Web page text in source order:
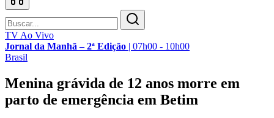
TV Ao Vivo
Jornal da Manhã – 2ª Edição | 07h00 - 10h00
Brasil
Menina grávida de 12 anos morre em
parto de emergência em Betim